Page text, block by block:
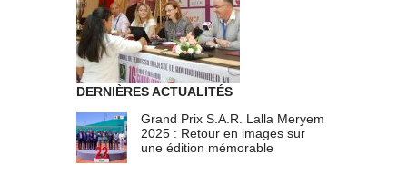
DERNIÈRES ACTUALITÉS
Grand Prix S.A.R. Lalla Meryem
2025 : Retour en images sur
une édition mémorable